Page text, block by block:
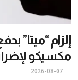
مكسيكو
2026-08-07